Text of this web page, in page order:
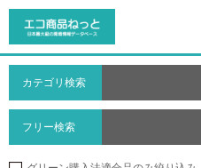
カテゴリ検索
フリー検索